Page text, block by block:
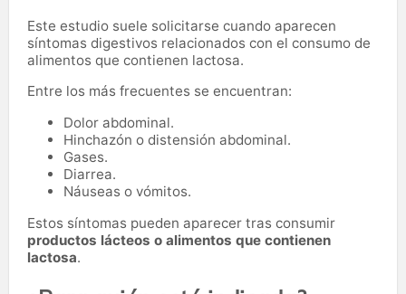
Este estudio suele solicitarse cuando aparecen
síntomas digestivos relacionados con el consumo de
alimentos que contienen lactosa.
Entre los más frecuentes se encuentran:
Dolor abdominal.
Hinchazón o distensión abdominal.
Gases.
Diarrea.
Náuseas o vómitos.
Estos síntomas pueden aparecer tras consumir
productos lácteos o alimentos que contienen
lactosa.